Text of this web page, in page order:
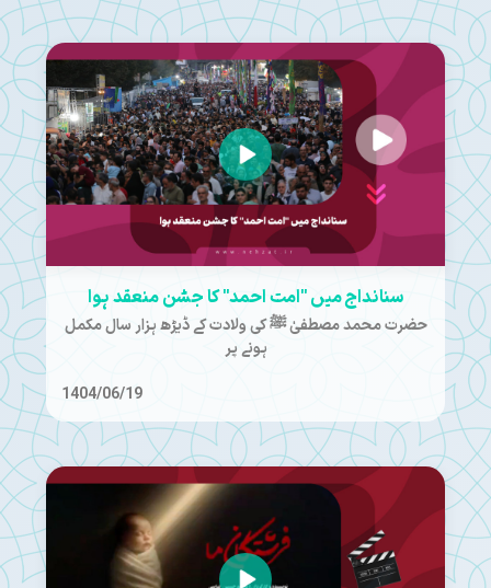
سنانداج میں "امت احمد" کا جشن منعقد ہوا
حضرت محمد مصطفیٰ ﷺ کی ولادت کے ڈیڑھ ہزار سال مکمل
ہونے پر
1404/06/19